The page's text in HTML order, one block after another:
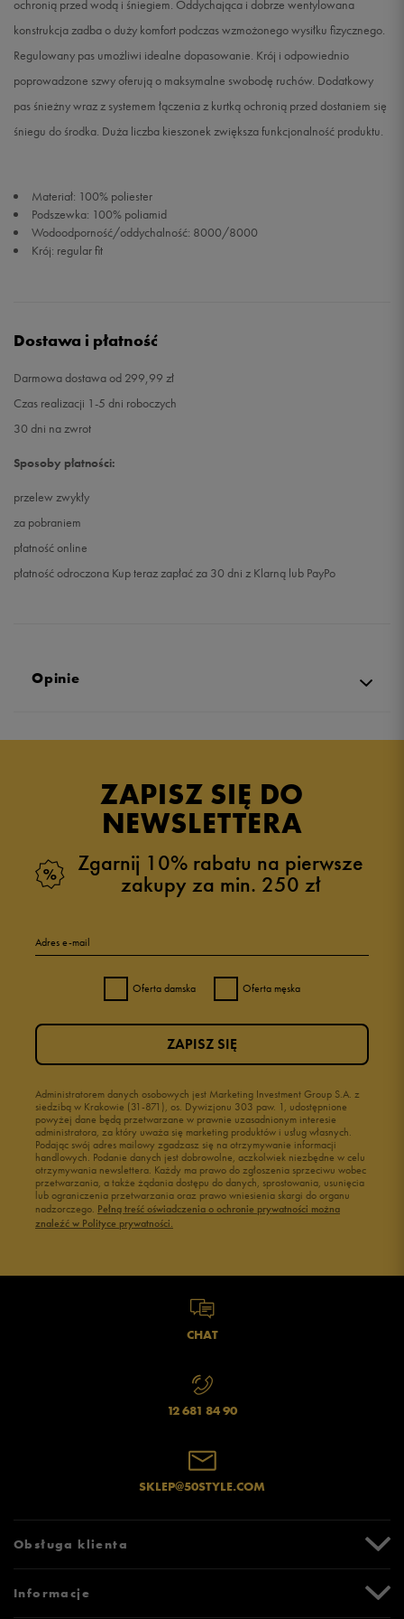
ochronią przed wodą i śniegiem. Oddychająca i dobrze wentylowana
konstrukcja zadba o duży komfort podczas wzmożonego wysiłku fizycznego.
Regulowany pas umożliwi idealne dopasowanie. Krój i odpowiednio
poprowadzone szwy oferują o maksymalne swobodę ruchów. Dodatkowy
pas śnieżny wraz z systemem łączenia z kurtką ochronią przed dostaniem się
śniegu do środka. Duża liczba kieszonek zwiększa funkcjonalność produktu.
Materiał: 100% poliester
Podszewka: 100% poliamid
Wodoodporność/oddychalność: 8000/8000
Krój: regular fit
Dostawa i płatność
Darmowa dostawa od 299,99 zł
Czas realizacji 1-5 dni roboczych
30 dni na zwrot
Sposoby płatności:
przelew zwykły
za pobraniem
płatność online
płatność odroczona Kup teraz zapłać za 30 dni z Klarną lub PayPo
Opinie
ZAPISZ SIĘ DO
NEWSLETTERA
Zgarnij 10% rabatu na pierwsze
zakupy za min. 250 zł
Adres e-mail
Oferta damska Oferta męska
Administratorem danych osobowych jest Marketing Investment Group S.A. z
siedzibą w Krakowie (31-871), os. Dywizjonu 303 paw. 1, udostępnione
powyżej dane będą przetwarzane w prawnie uzasadnionym interesie
administratora, za który uważa się marketing produktów i usług własnych.
Podając swój adres mailowy zgadzasz się na otrzymywanie informacji
handlowych. Podanie danych jest dobrowolne, aczkolwiek niezbędne w celu
otrzymywania newslettera. Każdy ma prawo do zgłoszenia sprzeciwu wobec
przetwarzania, a także żądania dostępu do danych, sprostowania, usunięcia
lub ograniczenia przetwarzania oraz prawo wniesienia skargi do organu
nadzorczego. Pełną treść oświadczenia o ochronie prywatności można
znaleźć w Polityce prywatności.
ZAPISZ SIĘ
CHAT
12 681 84 90
SKLEP@50STYLE.COM
Obsługa klienta
Zwroty i reklamacje
Informacje